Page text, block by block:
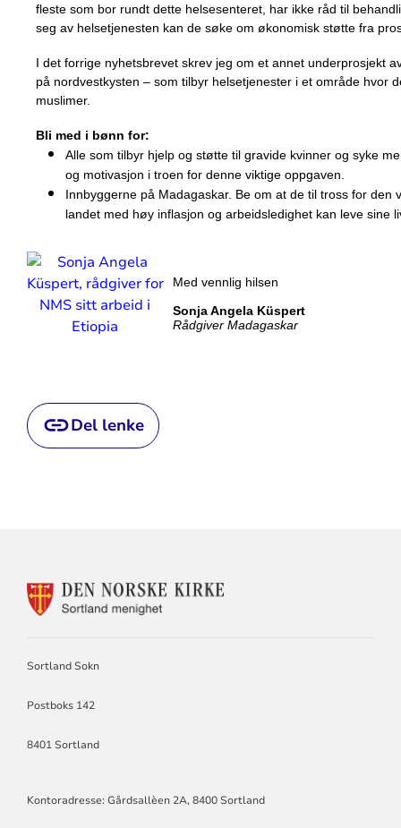
fleste som bor rundt dette helsesenteret, har ikke råd til
seg av helsetjenesten kan de søke om økonomisk støtte fra
I det forrige nyhetsbrevet skrev jeg om et annet underprosjekt
på nordvestkysten – som tilbyr helsetjenester i et område hvor
muslimer.
Bli med i bønn for:
Alle som tilbyr hjelp og støtte til gravide kvinner og syke
og motivasjon i troen for denne viktige oppgaven.
Innbyggerne på Madagaskar. Be om at de til tross for den
landet med høy inflasjon og arbeidsledighet kan leve sine
Med vennlig hilsen
Sonja Angela Küspert
Rådgiver Madagaskar
Del lenke
KONTAKTINFORMASJON
Sortland Sokn
Postboks 142
8401 Sortland
Kontoradresse: Gårdsallèen 2A, 8400 Sortland